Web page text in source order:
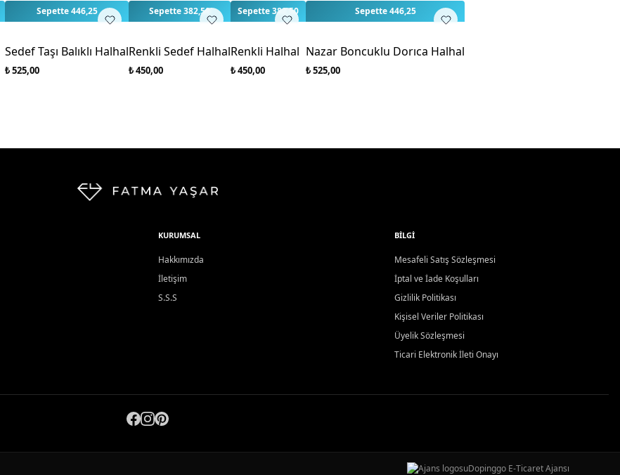
Sepette 446,25
Sedef Taşı Balıklı Halhal
₺ 525,00
Sepette 382,50
Renkli Sedef Halhal
₺ 450,00
Sepette 382,50
Renkli Halhal
₺ 450,00
Sepette 446,25
Nazar Boncuklu Dorıca Halhal
₺ 525,00
KURUMSAL
Hakkımızda
İletişim
S.S.S
BILGI
Mesafeli Satış Sözleşmesi
İptal ve İade Koşulları
Gizlilik Politikası
Kişisel Veriler Politikası
Üyelik Sözleşmesi
Ticari Elektronik İleti Onayı
Dopinggo E-Ticaret Ajansı